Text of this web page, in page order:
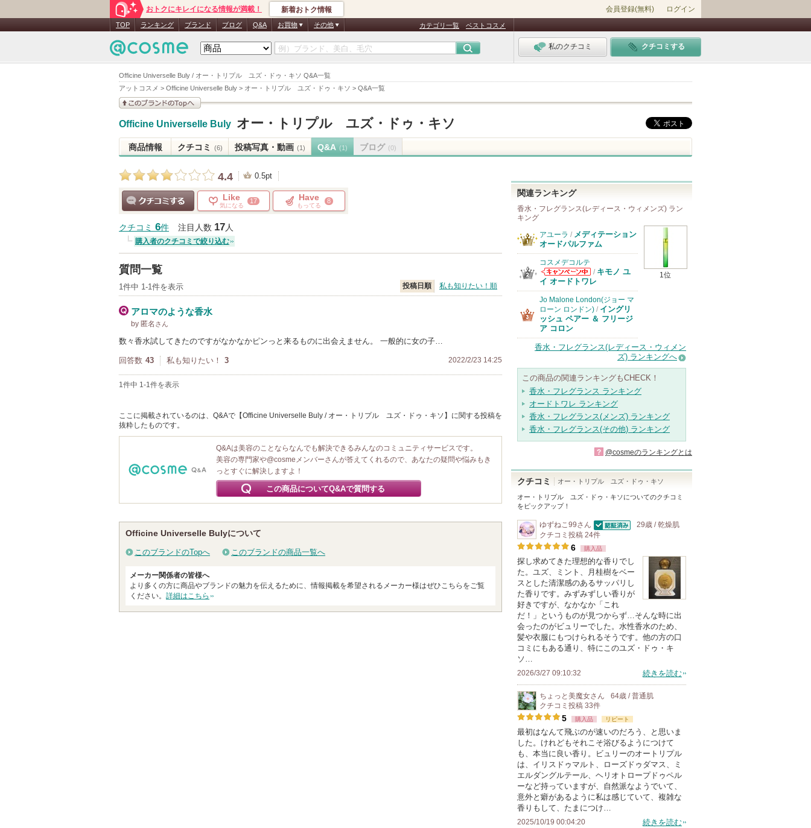
Officine Universelle Buly / オー・トリプル ユズ・ドゥ・キソ Q&A一覧
アットコスメ > Officine Universelle Buly > オー・トリプル ユズ・ドゥ・キソ > Q&A一覧
おトクにキレイになる情報が満載！ 新着おトク情報 会員登録(無料) ログイン
TOP ランキング ブランド ブログ Q&A お買物 その他 カテゴリ一覧 ベストコスメ
私のクチコミ クチコミする
Officine Universelle Buly オー・トリプル ユズ・ドゥ・キソ
商品情報 クチコミ (6) 投稿写真・動画 (1) Q&A (1) ブログ (0)
4.4 0.5pt
Like
気になる
17 Have
もってる
8
クチコミ 6件 注目人数 17人
購入者のクチコミで絞り込む
質問一覧
1件中 1-1件を表示 投稿日順 私も知りたい！順
アロマのような香水
by 匿名 さん
数々香水試してきたのですがなかなかピンっと来るものに出会えません。 一般的に女の子…
回答数 43 私も知りたい！ 3 2022/2/23 14:25
1件中 1-1件を表示
ここに掲載されているのは、Q&Aで【Officine Universelle Buly / オー・トリプル ユズ・ドゥ・キソ】に関する投稿を
抜粋したものです。
Q&Aは美容のことならなんでも解決できるみんなのコミュニティサービスです。
美容の専門家や@cosmeメンバーさんが答えてくれるので、あなたの疑問や悩みもき
っとすぐに解決しますよ！
この商品についてQ&Aで質問する
Officine Universelle Bulyについて
このブランドのTopへ このブランドの商品一覧へ
メーカー関係者の皆様へ
より多くの方に商品やブランドの魅力を伝えるために、情報掲載を希望されるメーカー様はぜひこちらをご覧
ください。 詳細はこちら
関連ランキング
香水・フレグランス(レディース・ウィメンズ) ラン
キング
1位
アユーラ / メディテーション
オードパルファム
コスメデコルテ
コスメデコルテ
からのお知らせ
があります
/ キモノ ユ
イ オードトワレ
Jo Malone London(ジョー マ
ローン ロンドン) / イングリ
ッシュ ペアー ＆ フリージ
ア コロン
香水・フレグランス(レディース・ウィメン
ズ) ランキングへ
この商品の関連ランキングもCHECK！
香水・フレグランス ランキング
オードトワレ ランキング
香水・フレグランス(メンズ) ランキング
香水・フレグランス(その他) ランキング
? @cosmeのランキングとは
クチコミ オー・トリプル ユズ・ドゥ・キソ
オー・トリプル ユズ・ドゥ・キソについてのクチコミ
をピックアップ！
ゆずねこ99さん
認証済
29歳 / 乾燥肌
クチコミ投稿 24件
6 購入品
探し求めてきた理想的な香りでし
た。ユズ、ミント、月桂樹をベー
スとした清潔感のあるサッパリし
た香りです。みずみずしい香りが
好きですが、なかなか「これ
だ！」というものが見つからず…そんな時に出
会ったのがビュリーでした。水性香水のため、
髪や衣服にもつけられるそうです。他の方の口
コミにもある通り、特にこのユズ・ドゥ・キ
ソ…
2026/3/27 09:10:32 続きを読む
ちょっと美魔女さん
64歳 / 普通肌
クチコミ投稿 33件
5 購入品 リピート
最初はなんて飛ぶのが速いのだろう、と思いま
した。けれどもそれこそ浴びるようにつけて
も、本当に良い香り。ビュリーのオートリプル
は、イリスドゥマルト、ローズドゥダマス、ミ
エルダングルテール、ヘリオトロープドゥペル
ーなど持っていますが、自然派なようでいて、
意外と癖があるように私は感じていて、複雑な
香りもして、たまにつけ…
2025/10/19 00:04:20 続きを読む